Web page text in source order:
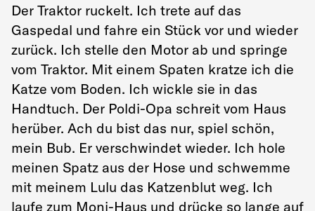
Der Traktor ruckelt. Ich trete auf das
Gaspedal und fahre ein Stück vor und wieder
zurück. Ich stelle den Motor ab und springe
vom Traktor. Mit einem Spaten kratze ich die
Katze vom Boden. Ich wickle sie in das
Handtuch. Der Poldi-Opa schreit vom Haus
herüber. Ach du bist das nur, spiel schön,
mein Bub. Er verschwindet wieder. Ich hole
meinen Spatz aus der Hose und schwemme
mit meinem Lulu das Katzenblut weg. Ich
laufe zum Moni-Haus und drücke so lange auf